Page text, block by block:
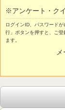
※アンケート・ク
ログインID、パスワード
行」ボタンを押すと、ご登
ます。